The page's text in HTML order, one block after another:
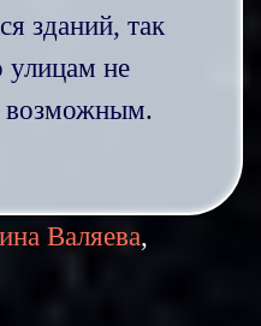
зданий, так
улицам не
возможным.
Валяева,